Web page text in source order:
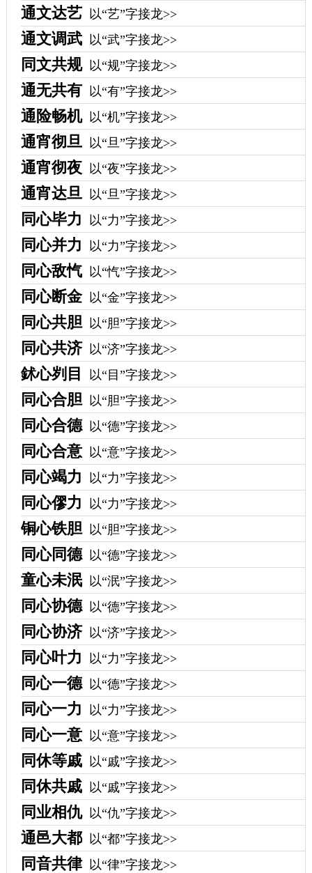
通文达艺 以“艺”字接龙>>
通文调武 以“武”字接龙>>
同文共规 以“规”字接龙>>
通无共有 以“有”字接龙>>
通险畅机 以“机”字接龙>>
通宵彻旦 以“旦”字接龙>>
通宵彻夜 以“夜”字接龙>>
通宵达旦 以“旦”字接龙>>
同心毕力 以“力”字接龙>>
同心并力 以“力”字接龙>>
同心敌忾 以“忾”字接龙>>
同心断金 以“金”字接龙>>
同心共胆 以“胆”字接龙>>
同心共济 以“济”字接龙>>
鉥心刿目 以“目”字接龙>>
同心合胆 以“胆”字接龙>>
同心合德 以“德”字接龙>>
同心合意 以“意”字接龙>>
同心竭力 以“力”字接龙>>
同心僇力 以“力”字接龙>>
铜心铁胆 以“胆”字接龙>>
同心同德 以“德”字接龙>>
童心未泯 以“泯”字接龙>>
同心协德 以“德”字接龙>>
同心协济 以“济”字接龙>>
同心叶力 以“力”字接龙>>
同心一德 以“德”字接龙>>
同心一力 以“力”字接龙>>
同心一意 以“意”字接龙>>
同休等戚 以“戚”字接龙>>
同休共戚 以“戚”字接龙>>
同业相仇 以“仇”字接龙>>
通邑大都 以“都”字接龙>>
同音共律 以“律”字接龙>>